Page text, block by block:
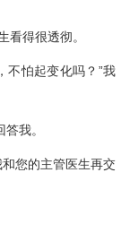
得很透彻。
怕起变化吗？”我
我。
您的主管医生再交